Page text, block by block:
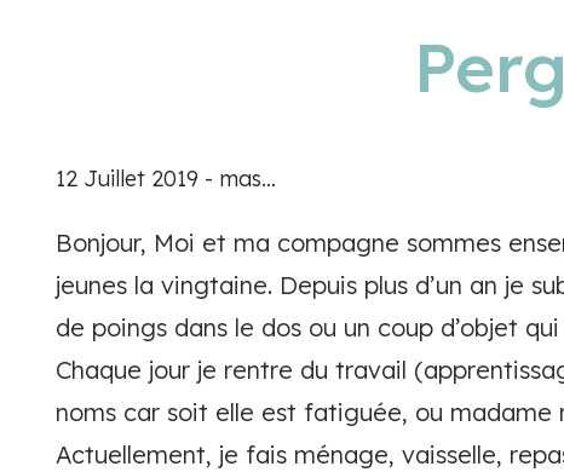
12 Juillet 2019 - mas...
Bonjour, Moi et ma compagne sommes
jeunes la vingtaine. Depuis plus d’un an je
de poings dans le dos ou un coup d’objet
Chaque jour je rentre du travail
noms car soit elle est fatiguée, ou
Actuellement, je fais ménage, vaisselle,